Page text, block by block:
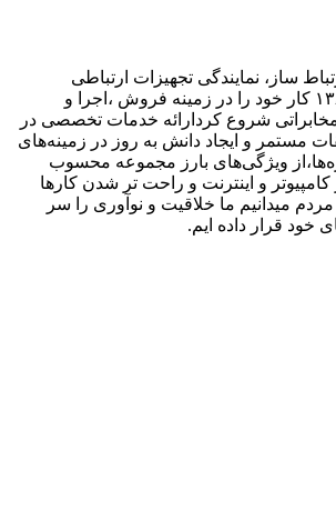
ساز، نمایندگی تجهیزات ارتباطی
پاناسونیک از سال ۱۳۸۵ کار خود را در زمینه فروش ،اجرا و
شروع کردارائه خدمات تخصصی در
مستمر و ایجاد دانش به‌ روز در زمینه‌های
ویژگی‌های بارز مجموعه محسوب
و اینترنت و راحت تر شدن کارها
میدانیم ما خلاقیت و نوآوری را سر
خود قرار داده ایم.